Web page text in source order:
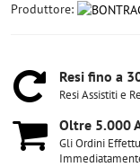
Produttore:
Resi fino a
Resi Assistiti e
Oltre 5​.000
Gli Ordini